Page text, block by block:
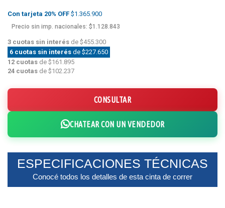
Con tarjeta 20% OFF $1.365.900
Precio sin imp. nacionales: $1.128.843
3 cuotas sin interés de $455.300
6 cuotas sin interés de $227.650
12 cuotas de $161.895
24 cuotas de $102.237
CONSULTAR
CHATEAR CON UN VENDEDOR
ESPECIFICACIONES TÉCNICAS
Conocé todos los detalles de esta cinta de correr